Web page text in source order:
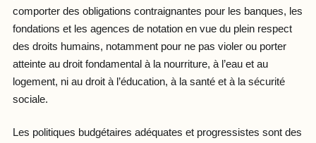
comporter des obligations contraignantes pour les banques, les
fondations et les agences de notation en vue du plein respect
des droits humains, notamment pour ne pas violer ou porter
atteinte au droit fondamental à la nourriture, à l’eau et au
logement, ni au droit à l’éducation, à la santé et à la sécurité
sociale.
Les politiques budgétaires adéquates et progressistes sont des